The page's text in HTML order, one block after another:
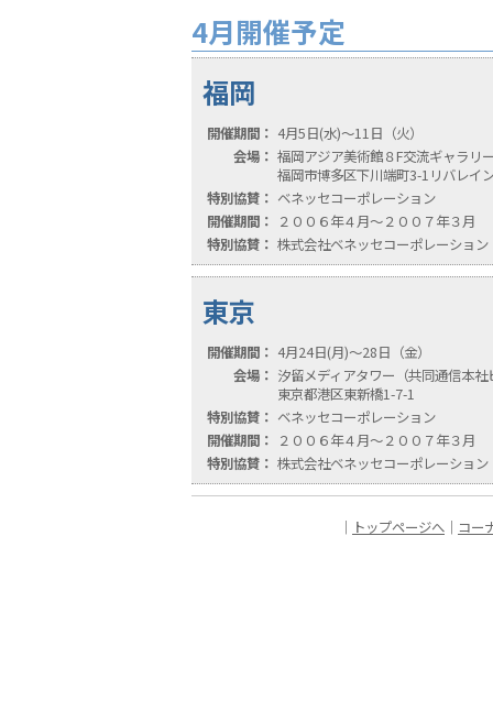
4月開催予定
福岡
開催期間： 4月5日(水)〜11日（火）
会場： 福岡アジア美術館８F交流ギャラリ
福岡市博多区下川端町3-1リバレイ
特別協賛： ベネッセコーポレーション
開催期間：
２００６年４月〜２００７年３月
特別協賛： 株式会社ベネッセコーポレーション
東京
開催期間： 4月24日(月)〜28日（金）
会場： 汐留メディアタワー（共同通信本
東京都港区東新橋1-7-1
特別協賛： ベネッセコーポレーション
開催期間：
２００６年４月〜２００７年３月
特別協賛： 株式会社ベネッセコーポレーション
｜ トップページへ ｜ コー